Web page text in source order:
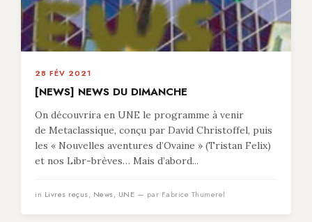
28 FÉV 2021
[NEWS] NEWS DU DIMANCHE
On découvrira en UNE le programme à venir
de Metaclassique, conçu par David Christoffel, puis
les « Nouvelles aventures d’Ovaine » (Tristan Felix)
et nos Libr-brèves… Mais d’abord...
in Livres reçus, News, UNE — par Fabrice Thumerel